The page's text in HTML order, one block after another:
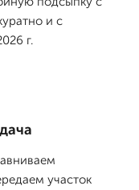
и с
г.
участок